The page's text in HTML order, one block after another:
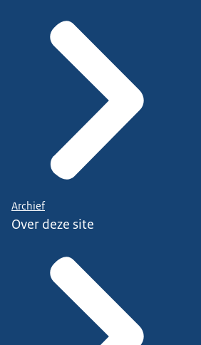
Archief
Over deze site